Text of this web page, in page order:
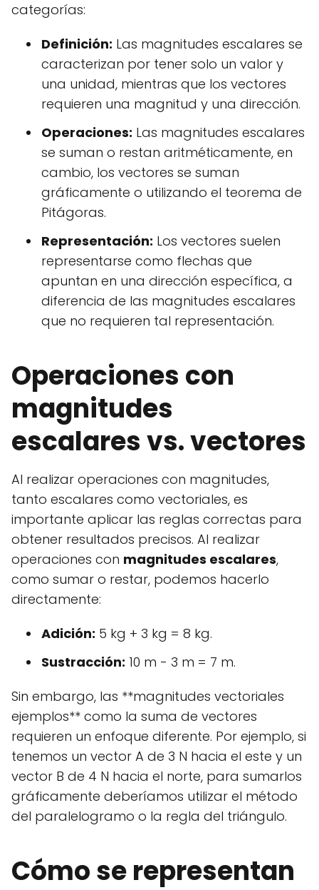
categorías:
Definición: Las magnitudes escalares se
caracterizan por tener solo un valor y
una unidad, mientras que los vectores
requieren una magnitud y una dirección.
Operaciones: Las magnitudes escalares
se suman o restan aritméticamente, en
cambio, los vectores se suman
gráficamente o utilizando el teorema de
Pitágoras.
Representación: Los vectores suelen
representarse como flechas que
apuntan en una dirección específica, a
diferencia de las magnitudes escalares
que no requieren tal representación.
Operaciones con
magnitudes
escalares vs. vectores
Al realizar operaciones con magnitudes,
tanto escalares como vectoriales, es
importante aplicar las reglas correctas para
obtener resultados precisos. Al realizar
operaciones con magnitudes escalares,
como sumar o restar, podemos hacerlo
directamente:
Adición: 5 kg + 3 kg = 8 kg.
Sustracción: 10 m - 3 m = 7 m.
Sin embargo, las **magnitudes vectoriales
ejemplos** como la suma de vectores
requieren un enfoque diferente. Por ejemplo, si
tenemos un vector A de 3 N hacia el este y un
vector B de 4 N hacia el norte, para sumarlos
gráficamente deberíamos utilizar el método
del paralelogramo o la regla del triángulo.
Cómo se representan